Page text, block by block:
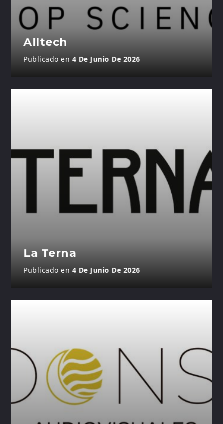
Alltech
Publicado en 4 De Junio De 2026
La Terna
Publicado en 4 De Junio De 2026